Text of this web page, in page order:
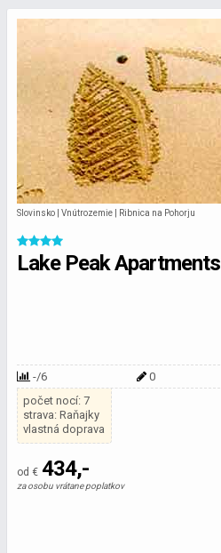
Slovinsko | Vnútrozemie | Ribnica na Pohorju
Lake Peak Apartments
-/6 0
počet nocí: 7
strava: Raňajky
vlastná doprava
od € 434,-
za osobu vrátane poplatkov